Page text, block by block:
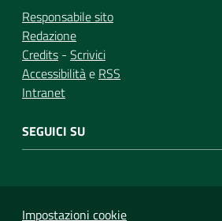
Responsabile sito
Redazione
Credits - Scrivici
Accessibilitàe RSS
Intranet
SEGUICI SU
Impostazioni cookie